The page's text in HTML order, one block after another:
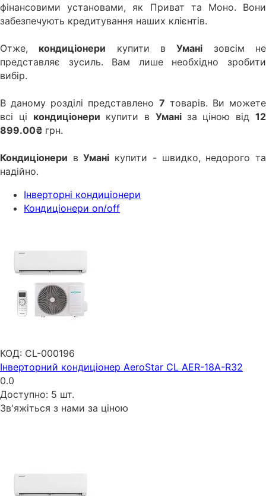
фінансовими установами, як Приват та Моно. Вони
забезпечують кредитування наших клієнтів.
Отже, кондиціонери купити вУмані зовсім не
представляє зусиль. Вам лише необхідно зробити
вибір.
В даному розділі представлено 7 товарів. Ви можете
всі ці кондиціонери купити в Умані за ціною від12
899.00₴ грн.
Кондиціонери вУмані купити - швидко, недорого та
надійно.
Інверторні кондиціонери
Кондиціонери on/off
КОД: CL-000196
Інверторний кондиціонер AeroStar CL AER-18A-R32
0.0
Доступно: 5 шт.
Зв'яжіться з нами за ціною